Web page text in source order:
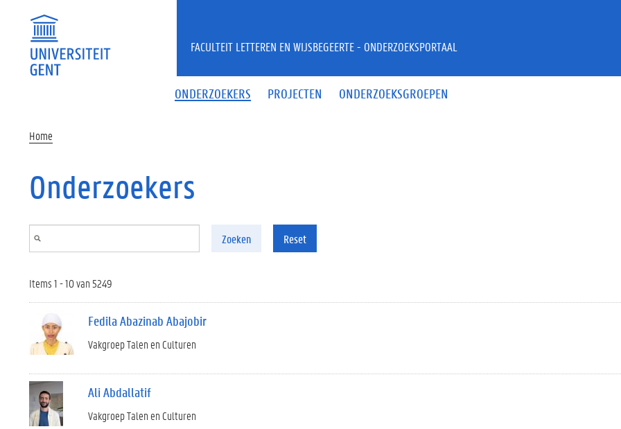
ONDERZOEKERS PROJECTEN ONDERZOEKSGROEPEN
FACULTEIT LETTEREN EN WIJSBEGEERTE - ONDERZOEKSPORTAAL
Home
Onderzoekers
Zoeken Reset
Items 1 - 10 van 5249
Fedila Abazinab Abajobir
Vakgroep Talen en Culturen
Ali Abdallatif
Vakgroep Talen en Culturen